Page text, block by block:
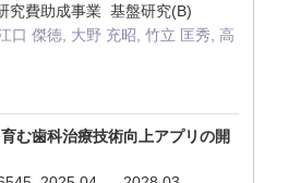
究費助成事業 基盤研究(B)
口 傑徳, 大野 充昭, 竹立 匡秀, 高
む歯科治療技術向上アプリの開